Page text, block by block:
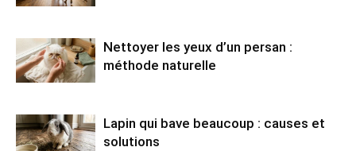
Nettoyer les yeux d’un persan :
méthode naturelle
Lapin qui bave beaucoup : causes et
solutions